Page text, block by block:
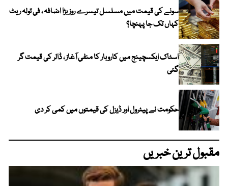
سونے کی قیمت میں مسلسل تیسرے روز بڑا اضافہ ، فی تولہ ریٹ
کہاں تک جا پہنچا؟
اسٹاک ایکسچینج میں کاروبار کا منفی آغاز ، ڈالر کی قیمت گر
گئی
حکومت نے پیٹرول اور ڈیزل کی قیمتوں میں کمی کر دی
مقبول ترین خبریں